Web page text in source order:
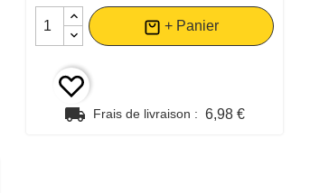
+ Panier
local_shipping Frais de livraison : 6,98 €